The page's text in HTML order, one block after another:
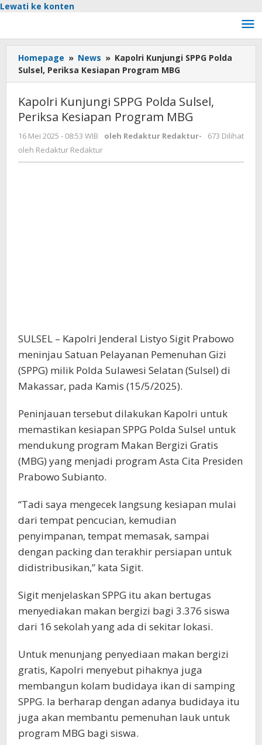
Lewati ke konten
Homepage » News » Kapolri Kunjungi SPPG Polda
Sulsel, Periksa Kesiapan Program MBG
Kapolri Kunjungi SPPG Polda Sulsel,
Periksa Kesiapan Program MBG
16 Mei 2025 - 08:53 WIB oleh Redaktur Redaktur-
673 Dilihat
oleh Redaktur Redaktur
SULSEL – Kapolri Jenderal Listyo Sigit Prabowo
meninjau Satuan Pelayanan Pemenuhan Gizi
(SPPG) milik Polda Sulawesi Selatan (Sulsel) di
Makassar, pada Kamis (15/5/2025).
Peninjauan tersebut dilakukan Kapolri untuk
memastikan kesiapan SPPG Polda Sulsel untuk
mendukung program Makan Bergizi Gratis
(MBG) yang menjadi program Asta Cita Presiden
Prabowo Subianto.
“Tadi saya mengecek langsung kesiapan mulai
dari tempat pencucian, kemudian
penyimpanan, tempat memasak, sampai
dengan packing dan terakhir persiapan untuk
didistribusikan,” kata Sigit.
Sigit menjelaskan SPPG itu akan bertugas
menyediakan makan bergizi bagi 3.376 siswa
dari 16 sekolah yang ada di sekitar lokasi.
Untuk menunjang penyediaan makan bergizi
gratis, Kapolri menyebut pihaknya juga
membangun kolam budidaya ikan di samping
SPPG. Ia berharap dengan adanya budidaya itu
juga akan membantu pemenuhan lauk untuk
program MBG bagi siswa.